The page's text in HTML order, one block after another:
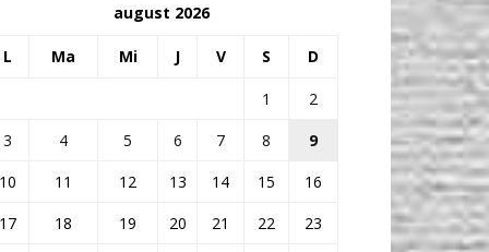
august 2026
L Ma Mi J V S D
1
2
3
4 5 6 7 8
9
11 12 13 14 15
16
18 19 20 21 22
23